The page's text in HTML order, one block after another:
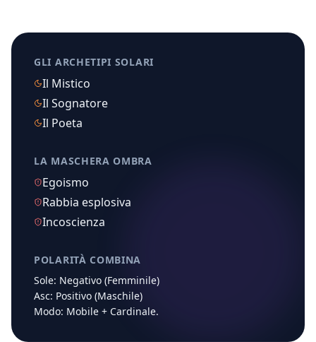
GLI ARCHETIPI SOLARI
Il Mistico
Il Sognatore
Il Poeta
LA MASCHERA OMBRA
Egoismo
Rabbia esplosiva
Incoscienza
POLARITÀ COMBINA
Sole: Negativo (Femminile)
Asc: Positivo (Maschile)
Modo: Mobile + Cardinale.